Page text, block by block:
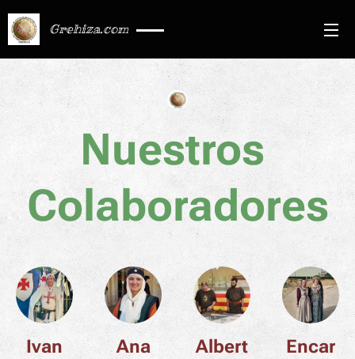
Grehiza.com
Nuestros
Colaboradores
Ivan Ana
Albert
Encar